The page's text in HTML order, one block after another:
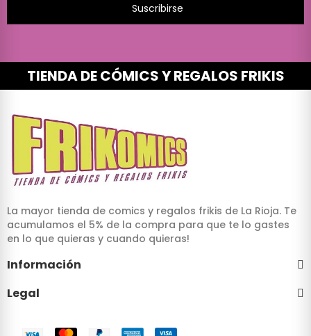
Suscribirse
TIENDA DE CÓMICS Y REGALOS FRIKIS
La mayor tienda de comics y regalos frikis de La Rioja. Te
acumulamos el 5% de la compra para que te lo gastes
en lo que quieras y cuando quieras!
Información
Legal